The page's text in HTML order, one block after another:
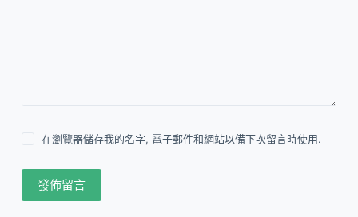
在瀏覽器儲存我的名字, 電子郵件和網站以備下次留言時使用.
發佈留言